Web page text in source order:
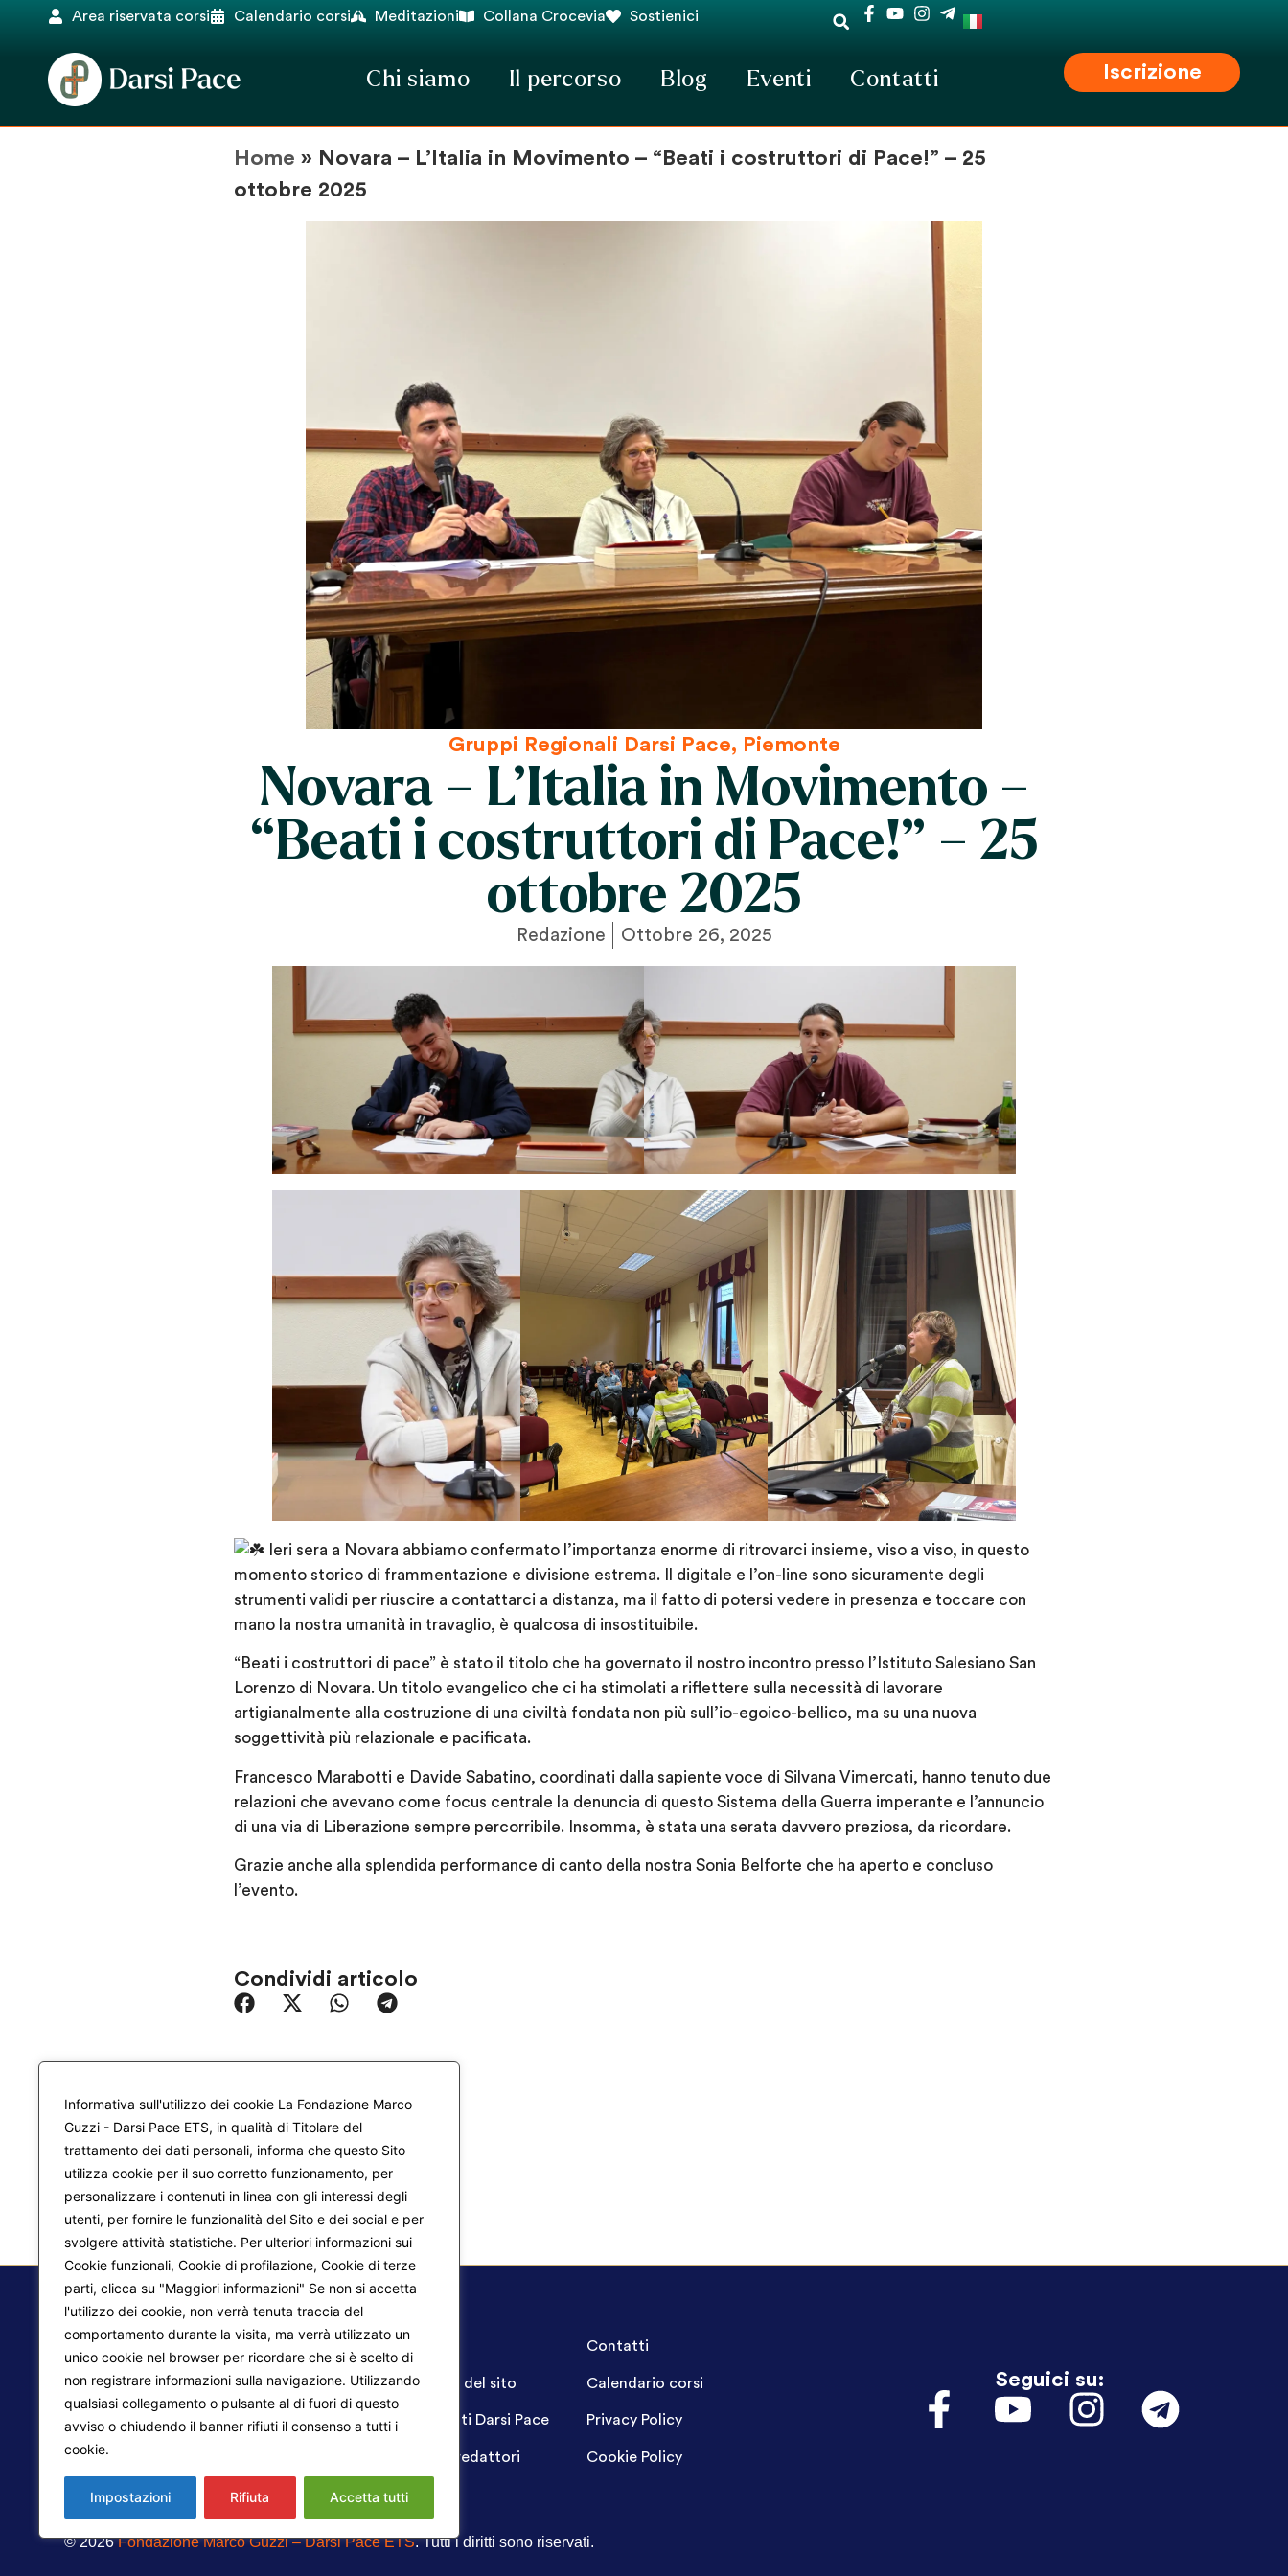
Informativa sull'utilizzo dei cookie La Fondazione Marco
Guzzi - Darsi Pace ETS, in qualità di Titolare del
trattamento dei dati personali, informa che questo Sito
utilizza cookie per il suo corretto funzionamento, per
personalizzare i contenuti in linea con gli interessi degli
utenti, per fornire le funzionalità del Sito e dei social e per
svolgere attività statistiche. Per ulteriori informazioni sui
Cookie funzionali, Cookie di profilazione, Cookie di terze
parti, clicca su "Maggiori informazioni" Se non si accetta
l'utilizzo dei cookie, non verrà tenuta traccia del
comportamento durante la visita, ma verrà utilizzato un
unico cookie nel browser per ricordare che si è scelto di
non registrare informazioni sulla navigazione. Utilizzando
qualsiasi collegamento o pulsante al di fuori di questo
avviso o chiudendo il banner rifiuti il consenso a tutti i
cookie.
Impostazioni Rifiuta Accetta tutti
Area riservata corsi Calendario corsi Meditazioni Collana Crocevia Sostienici
Chi siamo Il percorso Blog Eventi Contatti Iscrizione
Home » Novara – L’Italia in Movimento – “Beati i costruttori di Pace!” – 25
ottobre 2025
Gruppi Regionali Darsi Pace, Piemonte
Novara – L’Italia in Movimento –
“Beati i costruttori di Pace!” – 25
ottobre 2025
Redazione Ottobre 26, 2025
Ieri sera a Novara abbiamo confermato l’importanza enorme di ritrovarci insieme, viso a viso, in questo
momento storico di frammentazione e divisione estrema. Il digitale e l’on-line sono sicuramente degli
strumenti validi per riuscire a contattarci a distanza, ma il fatto di potersi vedere in presenza e toccare con
mano la nostra umanità in travaglio, è qualcosa di insostituibile.
“Beati i costruttori di pace” è stato il titolo che ha governato il nostro incontro presso l’Istituto Salesiano San
Lorenzo di Novara. Un titolo evangelico che ci ha stimolati a riflettere sulla necessità di lavorare
artigianalmente alla costruzione di una civiltà fondata non più sull’io-egoico-bellico, ma su una nuova
soggettività più relazionale e pacificata.
Francesco Marabotti e Davide Sabatino, coordinati dalla sapiente voce di Silvana Vimercati, hanno tenuto due
relazioni che avevano come focus centrale la denuncia di questo Sistema della Guerra imperante e l’annuncio
di una via di Liberazione sempre percorribile. Insomma, è stata una serata davvero preziosa, da ricordare.
Grazie anche alla splendida performance di canto della nostra Sonia Belforte che ha aperto e concluso
l’evento.
Condividi articolo
Liberazione interiore
Trasformazione del mondo
Mappa del sito
Progetti Darsi Pace
Login redattori
Contatti
Calendario corsi
Privacy Policy
Cookie Policy
Seguici su:
© 2026Fondazione Marco Guzzi – Darsi Pace ETS. Tutti i diritti sono riservati.